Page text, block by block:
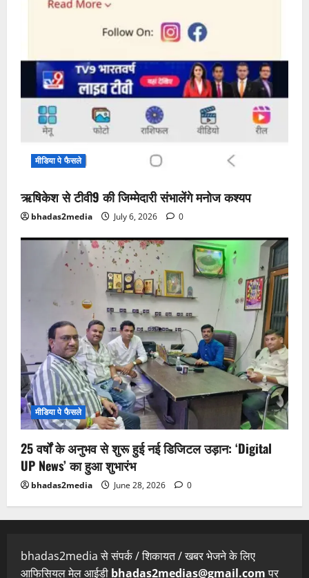
मीडिया पे फैसले
ऋषिकेश से टीवी9 की जिम्मेदारी संभालेंगे मनोज कश्यप
bhadas2media July 6, 2026 0
मीडिया पे फैसले
25 वर्षों के अनुभव से शुरू हुई नई डिजिटल उड़ान: ‘Digital
UP News’ का हुआ शुभारंभ
bhadas2media June 28, 2026 0
bhadas2media से संपर्क / शिकायत / खबर भेजने के लिए
आफिसियल मेल आईडी bhadas2medias@gmail.comपर